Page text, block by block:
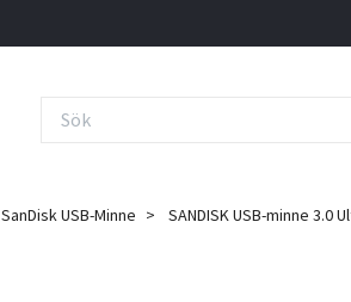
SanDisk USB-Minne SANDISK USB-minne 3.0